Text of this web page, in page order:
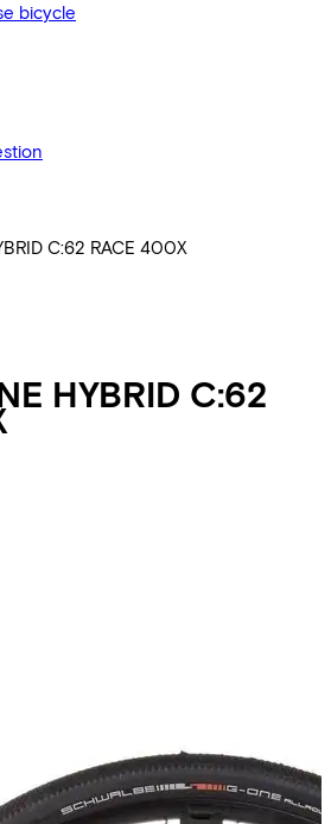
bicycle
C:62 RACE 400X
HYBRID C:62